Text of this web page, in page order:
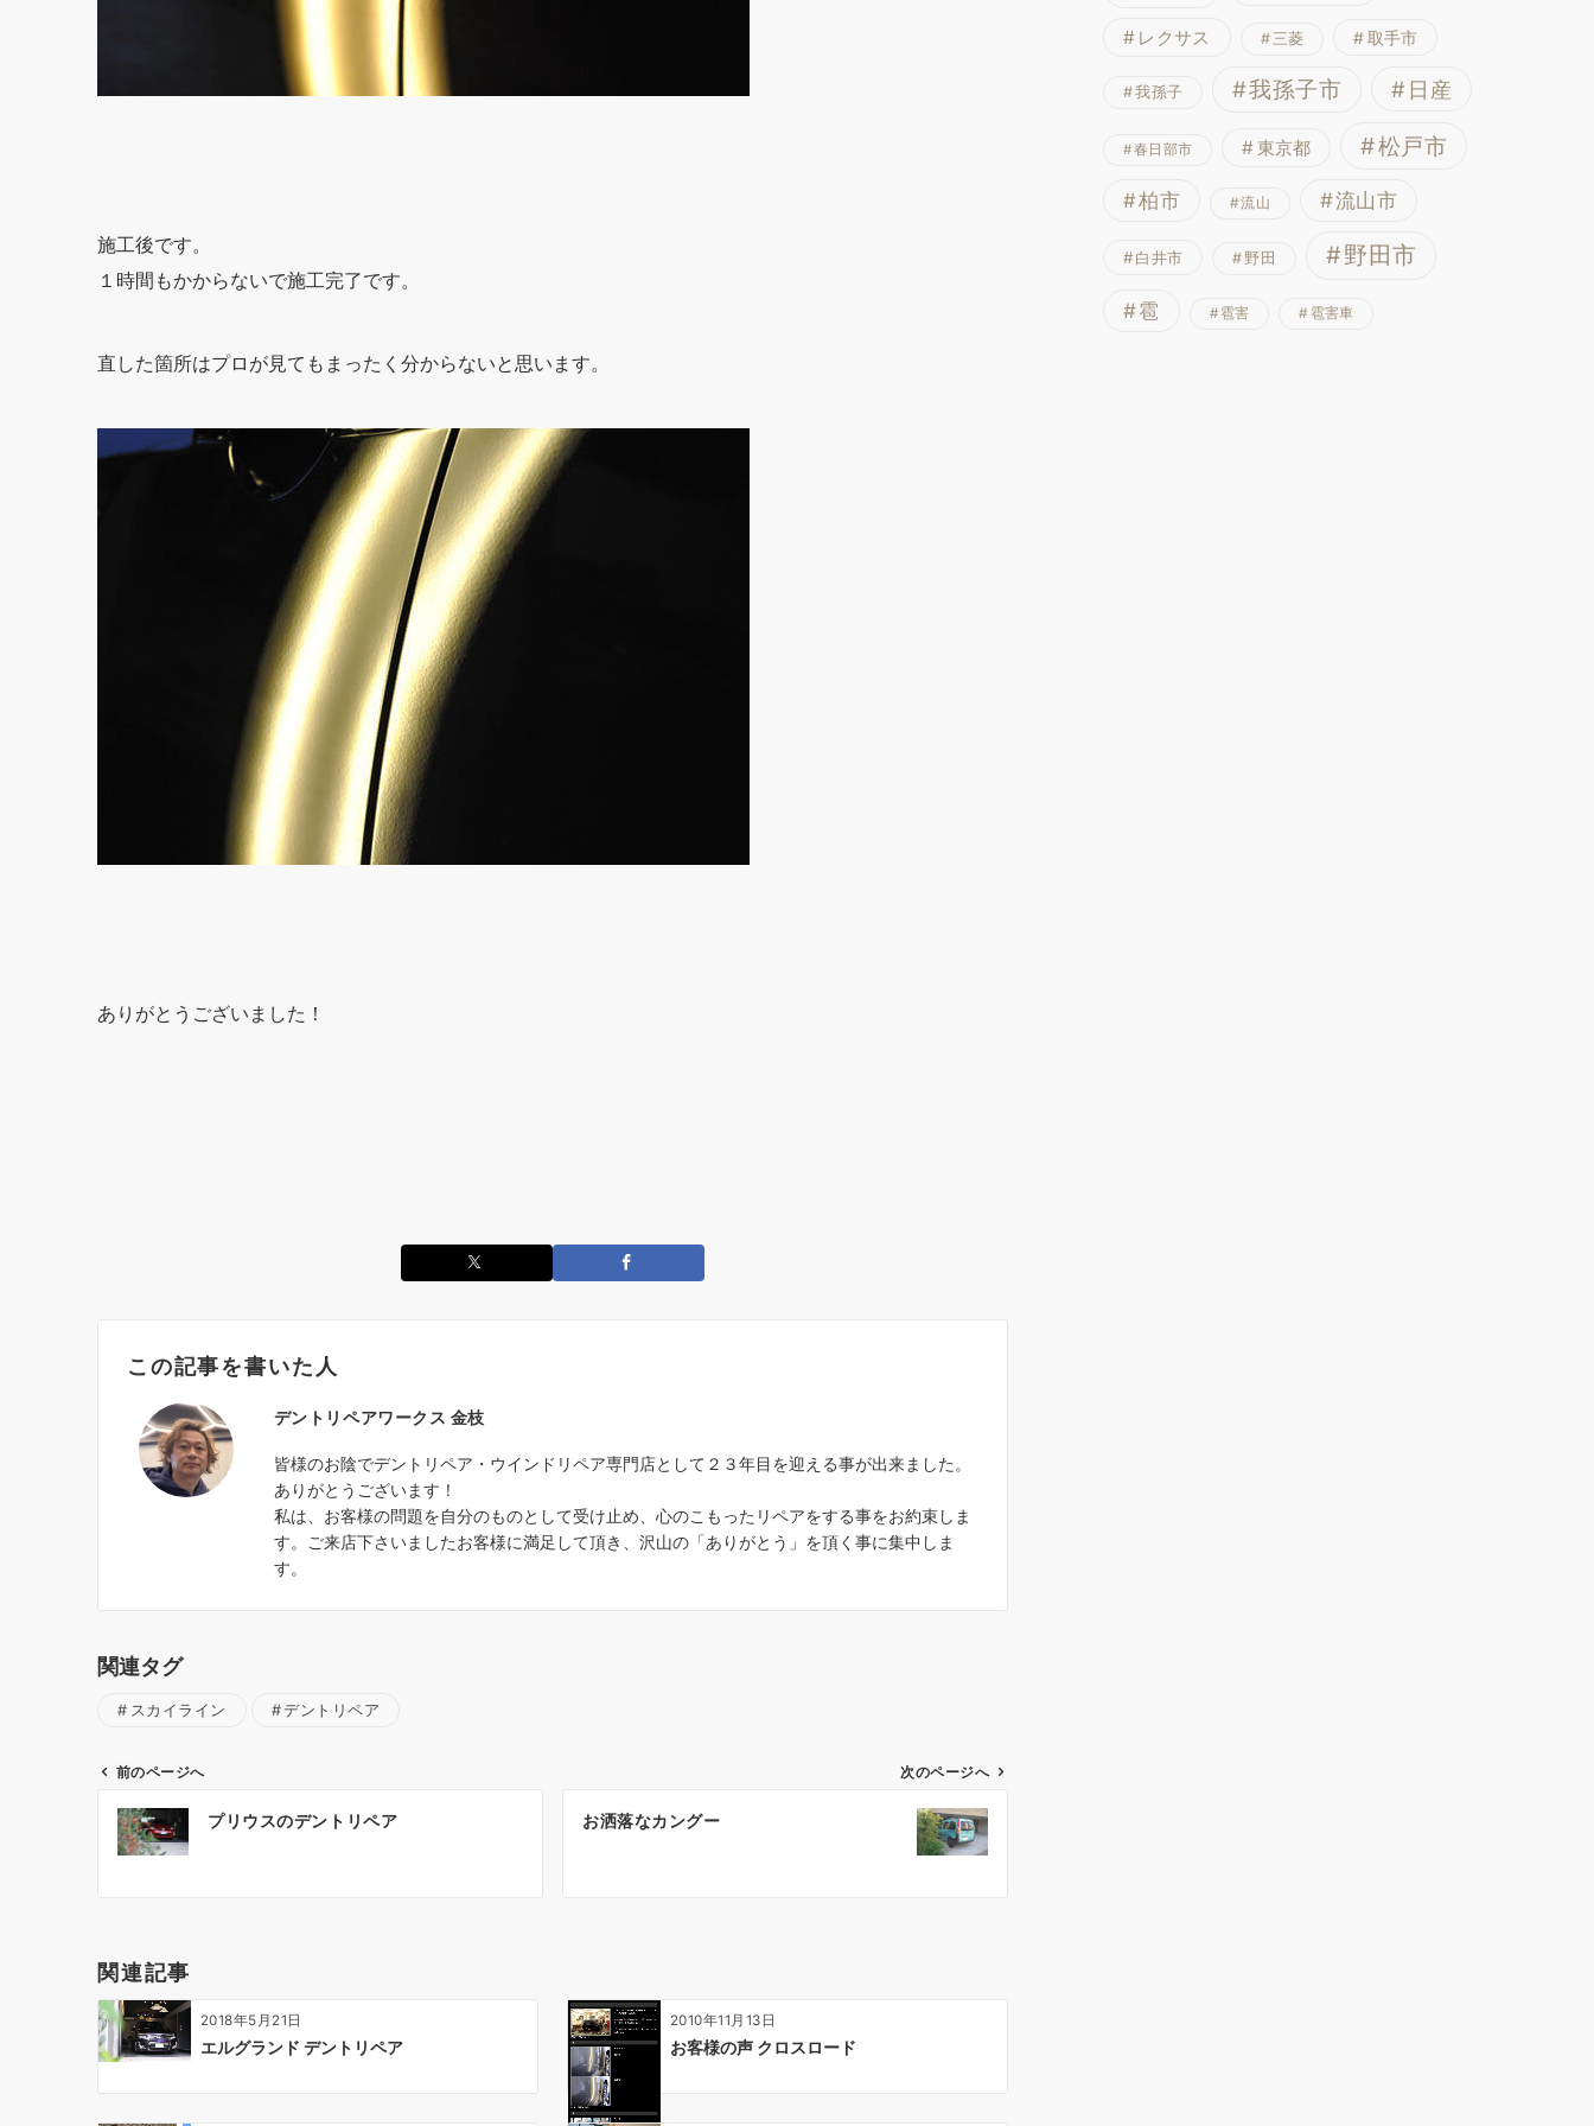
施工後です。
１時間もかからないで施工完了です。
直した箇所はプロが見てもまったく分からないと思います。
ありがとうございました！
この記事を書いた人
デントリペアワークス 金枝
皆様のお陰でデントリペア・ウインドリペア専門店として２３年目を迎える事が出来ました。
ありがとうございます！
私は、お客様の問題を自分のものとして受け止め、心のこもったリペアをする事をお約束しま
す。ご来店下さいましたお客様に満足して頂き、沢山の「ありがとう」を頂く事に集中しま
す。
関連タグ
スカイライン デントリペア
シ
ョ
ン
前のページへ
プリウスのデントリペア
次のページへ
お洒落なカングー
関連記事
2018年5月21日
エルグランド デントリペア
2010年11月13日
お客様の声 クロスロード
レクサス 三菱 取手市
我孫子 我孫子市 日産
春日部市 東京都 松戸市
柏市 流山 流山市
白井市 野田 野田市
雹 雹害 雹害車